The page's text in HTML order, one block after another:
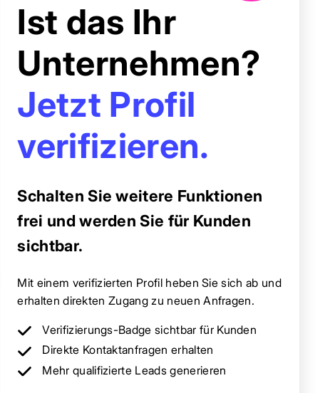
Ist das Ihr
Unternehmen?
Jetzt Profil
verifizieren.
Schalten Sie weitere Funktionen
frei und werden Sie für Kunden
sichtbar.
Mit einem verifizierten Profil heben Sie sich ab und
erhalten direkten Zugang zu neuen Anfragen.
Verifizierungs-Badge sichtbar für Kunden
Direkte Kontaktanfragen erhalten
Mehr qualifizierte Leads generieren